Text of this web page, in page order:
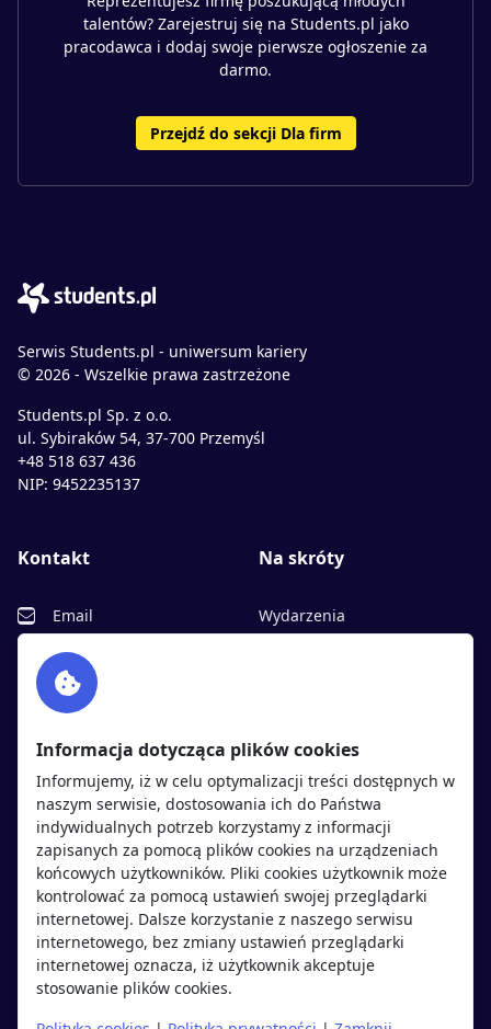
talentów? Zarejestruj się na Students.pl jako
pracodawca i dodaj swoje pierwsze ogłoszenie za
darmo.
Przejdź do sekcji Dla firm
Serwis Students.pl - uniwersum kariery
© 2026 - Wszelkie prawa zastrzeżone
Students.pl Sp. z o.o.
ul. Sybiraków 54, 37-700 Przemyśl
+48 518 637 436
NIP: 9452235137
Kontakt
Email
Facebook
Twitter
Na skróty
Wydarzenia
Polityka cookies
Polityka prywatności
Kandydaci
Regulamin kandydata
Oferty pracy
Pracodawcy
Opinie o pracodawcach
Pracodawcy
Regulamin pracodawcy
Dodaj ogłoszenie
Informacja dotycząca plików cookies
Informujemy, iż w celu optymalizacji treści dostępnych w
naszym serwisie, dostosowania ich do Państwa
indywidualnych potrzeb korzystamy z informacji
zapisanych za pomocą plików cookies na urządzeniach
końcowych użytkowników. Pliki cookies użytkownik może
kontrolować za pomocą ustawień swojej przeglądarki
internetowej. Dalsze korzystanie z naszego serwisu
internetowego, bez zmiany ustawień przeglądarki
internetowej oznacza, iż użytkownik akceptuje
stosowanie plików cookies.